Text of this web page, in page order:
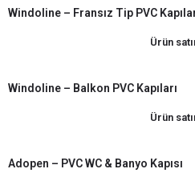
Windoline – Fransız Tip PVC
Ürün
Windoline – Balkon PVC Kapıları
Ürün
Adopen – PVC WC & Banyo Kapısı